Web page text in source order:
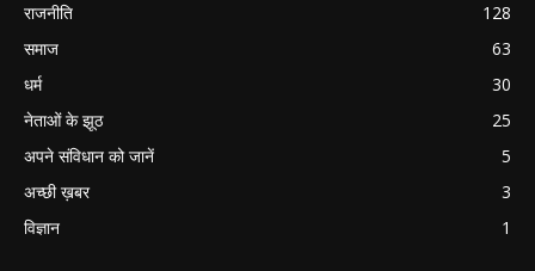
राजनीति
128
समाज
63
धर्म
30
नेताओं के झूठ
25
अपने संविधान को जानें
5
अच्छी ख़बर
3
विज्ञान
1